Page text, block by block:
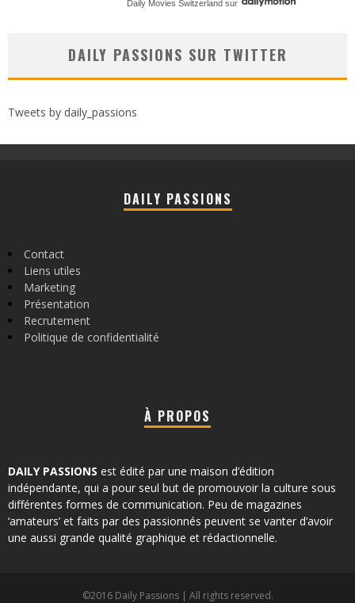
Daily Movies Switzerland sur
DAILY PASSIONS SUR TWITTER
Tweets by daily_passions
DAILY PASSIONS
Contact
Liens utiles
Marketing
Présentation
Recrutement
Politique de confidentialité
À PROPOS
DAILY PASSIONS est édité par une maison d’édition
indépendante, qui a pour seul but de promouvoir la culture sous
différentes formes de communication. Peu de magazines
‘amateurs’ et faits par des passionnés peuvent se vanter d’avoir
une aussi grande qualité graphique et rédactionnelle.
©2016 Daily Passions | All rights reserved.